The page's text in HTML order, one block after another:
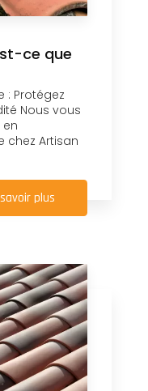
ce que
: Protégez
Nous vous
chez Artisan
plus